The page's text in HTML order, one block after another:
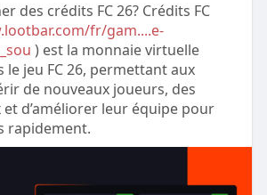
des crédits FC 26? Crédits FC
fr/gam....e-
) est la monnaie virtuelle
le jeu FC 26, permettant aux
de nouveaux joueurs, des
d’améliorer leur équipe pour
rapidement.